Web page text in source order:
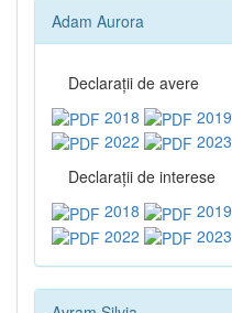
Adam Aurora
Declaraţii de avere
2018
2019
2022
2023
Declaraţii de interese
2018
2019
2022
2023